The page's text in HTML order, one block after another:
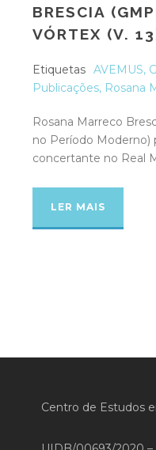
BRESCIA
VÓRTEX (V.
Etiquetas AVEMUS,
Publicações, Rosana
Rosana Marreco
no Período Moderno)
concertante no Real
LER MAIS
Centro de Estudos